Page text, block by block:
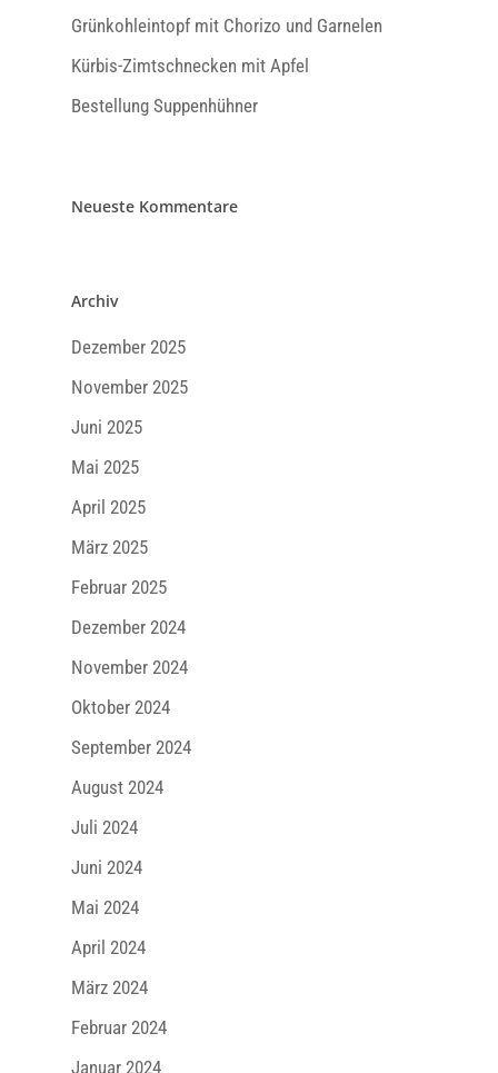
Grünkohleintopf mit Chorizo und Garnelen
Kürbis-Zimtschnecken mit Apfel
Bestellung Suppenhühner
Neueste Kommentare
Archiv
Dezember 2025
November 2025
Juni 2025
Mai 2025
April 2025
März 2025
Februar 2025
Dezember 2024
November 2024
Oktober 2024
September 2024
August 2024
Juli 2024
Juni 2024
Mai 2024
April 2024
März 2024
Februar 2024
Januar 2024
Newsletter